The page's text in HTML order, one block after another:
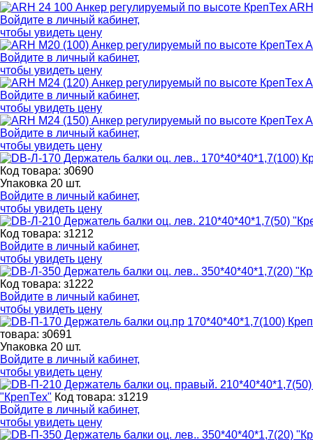
Войдите в личный кабинет,
чтобы увидеть цену
Войдите в личный кабинет,
чтобы увидеть цену
Войдите в личный кабинет,
чтобы увидеть цену
Войдите в личный кабинет,
чтобы увидеть цену
Код товара: з0690
Упаковка 20 шт.
Войдите в личный кабинет,
чтобы увидеть цену
Код товара: з1212
Войдите в личный кабинет,
чтобы увидеть цену
Код товара: з1222
Войдите в личный кабинет,
чтобы увидеть цену
товара: з0691
Упаковка 20 шт.
Войдите в личный кабинет,
чтобы увидеть цену
"КрепТех" Код товара: з1219
Войдите в личный кабинет,
чтобы увидеть цену